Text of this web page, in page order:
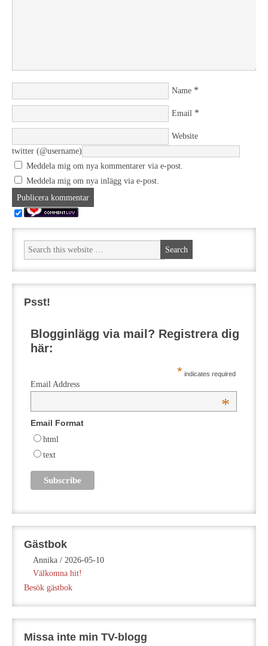
Name *
Email *
Website
twitter (@username)
Meddela mig om nya kommentarer via e-post.
Meddela mig om nya inlägg via e-post.
Psst!
Blogginlägg via mail? Registrera dig
här:
* indicates required
Email Address
*
Email Format
html
text
Gästbok
Annika / 2026-05-10
Välkomna hit!
Besök gästbok
Missa inte min TV-blogg